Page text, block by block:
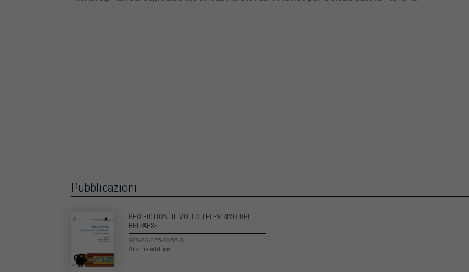
Pubblicazioni
GEO-FICTION: IL VOLTO TELEVISIVO DEL
BELPAESE
978-88-255-1055-3
Aracne editrice